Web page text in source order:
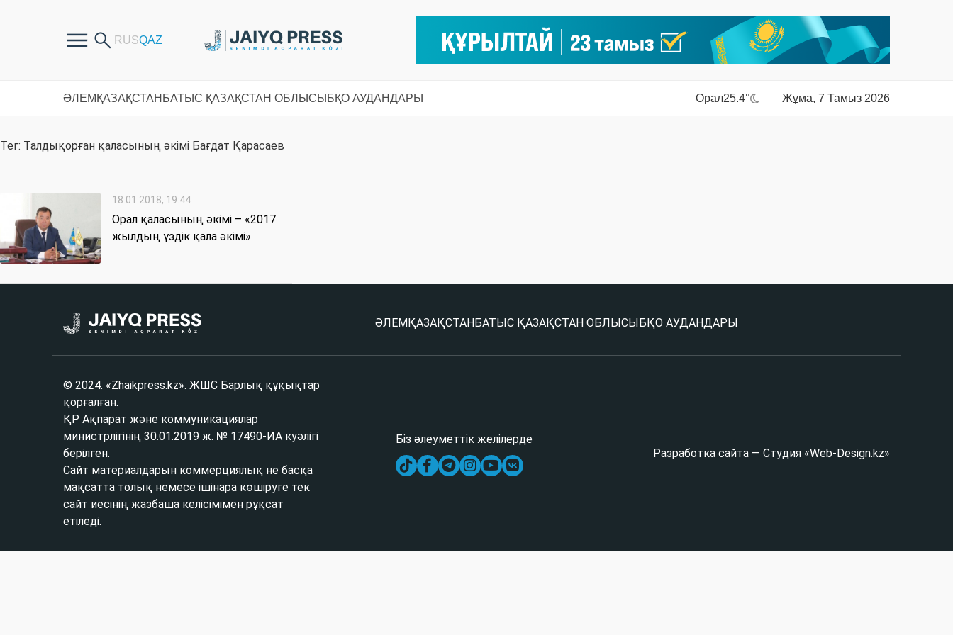
ӘЛЕМ ҚАЗАҚСТАН БАТЫС ҚАЗАҚСТАН ОБЛЫСЫ БҚО АУДАНДАРЫ Орал25.4° Жұма, 7 Тамыз 2026
Тег: Талдықорған қаласының әкімі Бағдат Қарасаев
18.01.2018, 19:44
Орал қаласының әкімі – «2017
жылдың үздік қала әкімі»
ӘЛЕМ ҚАЗАҚСТАН БАТЫС ҚАЗАҚСТАН ОБЛЫСЫ БҚО АУДАНДАРЫ
© 2024. «Zhaikpress.kz». ЖШС Барлық құқықтар
қорғалған.
ҚР Ақпарат және коммуникациялар
министрлігінің 30.01.2019 ж. № 17490-ИА куәлігі
берілген.
Сайт материалдарын коммерциялық не басқа
мақсатта толық немесе ішінара көшіруге тек
сайт иесінің жазбаша келісімімен рұқсат
етіледі.
Біз әлеуметтік желілерде
Разработка сайта — Студия «Web-Design.kz»